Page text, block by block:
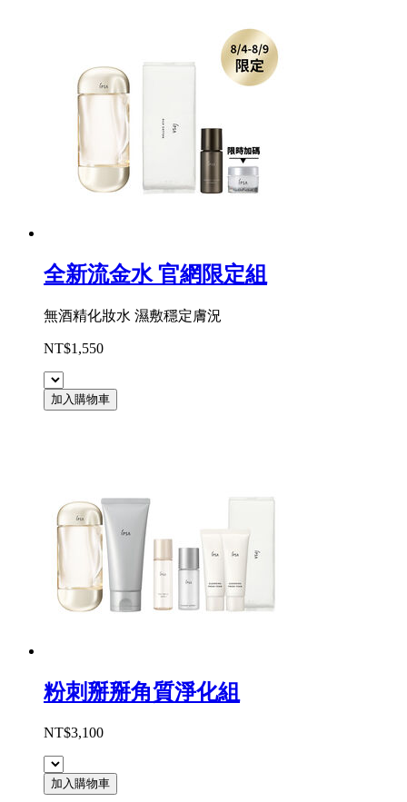
全新流金水 官網限定組
無酒精化妝水 濕敷穩定膚況
NT$1,550
加入購物車
粉刺掰掰角質淨化組
NT$3,100
加入購物車